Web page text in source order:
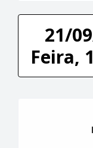
21/
Feira,